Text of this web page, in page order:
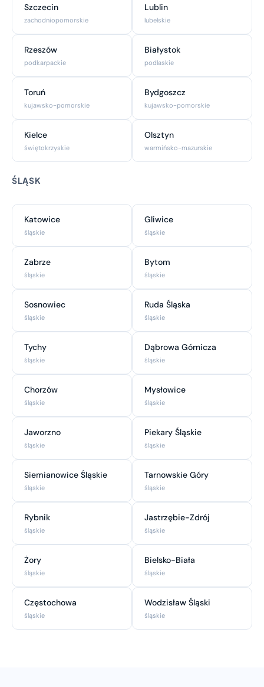
Szczecin
zachodniopomorskie
Lublin
lubelskie
Rzeszów
podkarpackie
Białystok
podlaskie
Toruń
kujawsko-pomorskie
Bydgoszcz
kujawsko-pomorskie
Kielce
świętokrzyskie
Olsztyn
warmińsko-mazurskie
ŚLĄSK
Katowice
śląskie
Gliwice
śląskie
Zabrze
śląskie
Bytom
śląskie
Sosnowiec
śląskie
Ruda Śląska
śląskie
Tychy
śląskie
Dąbrowa Górnicza
śląskie
Chorzów
śląskie
Mysłowice
śląskie
Jaworzno
śląskie
Piekary Śląskie
śląskie
Siemianowice Śląskie
śląskie
Tarnowskie Góry
śląskie
Rybnik
śląskie
Jastrzębie-Zdrój
śląskie
Żory
śląskie
Bielsko-Biała
śląskie
Częstochowa
śląskie
Wodzisław Śląski
śląskie